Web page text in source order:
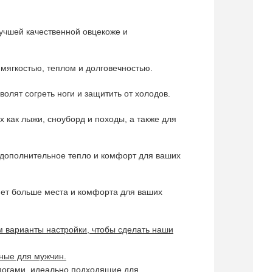
качественной овцекоже и
теплом и долговечностью.
согреть ноги и защитить от холодов.
как лыжи, сноуборд и походы, а также для
тепло и комфорт для ваших
больше места и комфорта для ваших
варианты настройки, чтобы сделать наши
для мужчин.
идеально подходящие для